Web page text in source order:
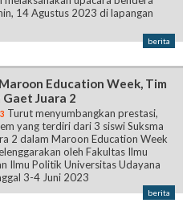
14 Agustus 2023 di lapangan
berita
Education Week, Tim
Gaet Juara 2
Turut menyumbangkan prestasi,
yang terdiri dari 3 siswi Suksma
2 dalam Maroon Education Week
oleh Fakultas Ilmu
Ilmu Politik Universitas Udayana
3-4 Juni 2023
berita